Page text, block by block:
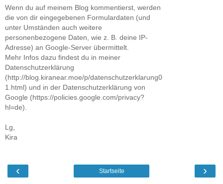
Wenn du auf meinem Blog kommentierst, werden
die von dir eingegebenen Formulardaten (und
unter Umständen auch weitere
personenbezogene Daten, wie z. B. deine IP-
Adresse) an Google-Server übermittelt.
Mehr Infos dazu findest du in meiner
Datenschutzerklärung
(http://blog.kiranear.moe/p/datenschutzerklarung0
1.html) und in der Datenschutzerklärung von
Google (https://policies.google.com/privacy?
hl=de).
Lg,
Kira
‹ ›
Startseite